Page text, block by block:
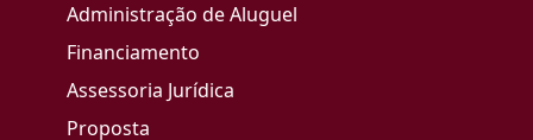
Administração de Aluguel
Financiamento
Assessoria Jurídica
Proposta